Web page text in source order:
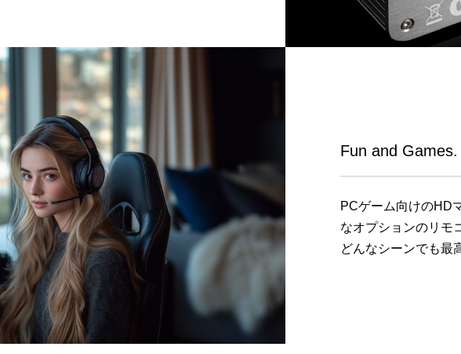
Fun and Games.
PCゲーム向けのHD
なオプションのリモ
どんなシーンでも最